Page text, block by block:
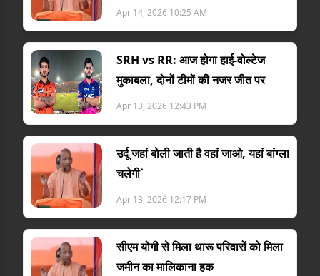
Apr 14, 2026 10:25 AM
SRH vs RR: आज होगा हाई-वोल्टेज
मुकाबला, दोनों टीमों की नजर जीत पर
Apr 13, 2026 12:43 PM
उर्दू जहां बोली जाती है वहां जाओ, यहां बांग्ला
चलेगी`
Apr 13, 2026 12:17 PM
सीएम योगी से मिला थारू परिवारों को मिला
जमीन का मालिकाना हक